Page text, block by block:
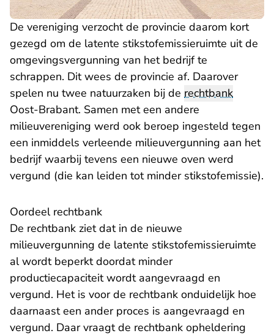
De vereniging verzocht de provincie daarom kort
gezegd om de latente stikstofemissieruimte uit de
omgevingsvergunning van het bedrijf te
schrappen. Dit wees de provincie af. Daarover
spelen nu twee natuurzaken bij de rechtbank
Oost-Brabant. Samen met een andere
milieuvereniging werd ook beroep ingesteld tegen
een inmiddels verleende milieuvergunning aan het
bedrijf waarbij tevens een nieuwe oven werd
vergund (die kan leiden tot minder stikstofemissie).
Oordeel rechtbank
De rechtbank ziet dat in de nieuwe
milieuvergunning de latente stikstofemissieruimte
al wordt beperkt doordat minder
productiecapaciteit wordt aangevraagd en
vergund. Het is voor de rechtbank onduidelijk hoe
daarnaast een ander proces is aangevraagd en
vergund. Daar vraagt de rechtbank opheldering